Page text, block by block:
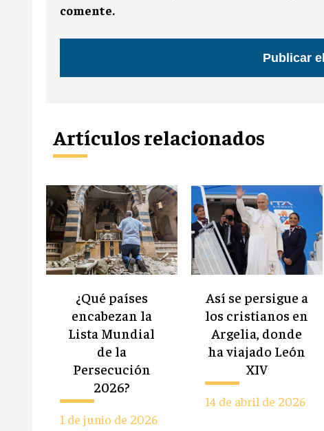
comente.
Artículos relacionados
¿Qué países
encabezan la
Lista Mundial
de la
Persecución
2026?
1 de junio de 2026
Así se persigue a
los cristianos en
Argelia, donde
ha viajado León
XIV
14 de abril de 2026